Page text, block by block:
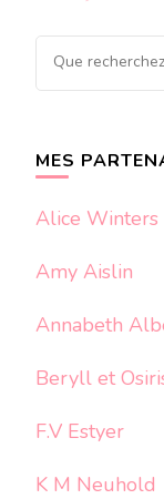
Vous
recherchiez
MES
Alice Winters
Amy Aislin
Annabeth
Beryll et
F.V Estyer
K M Neuhold